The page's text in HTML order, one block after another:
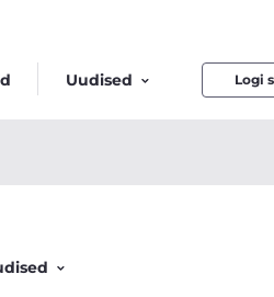
Uudised Logi